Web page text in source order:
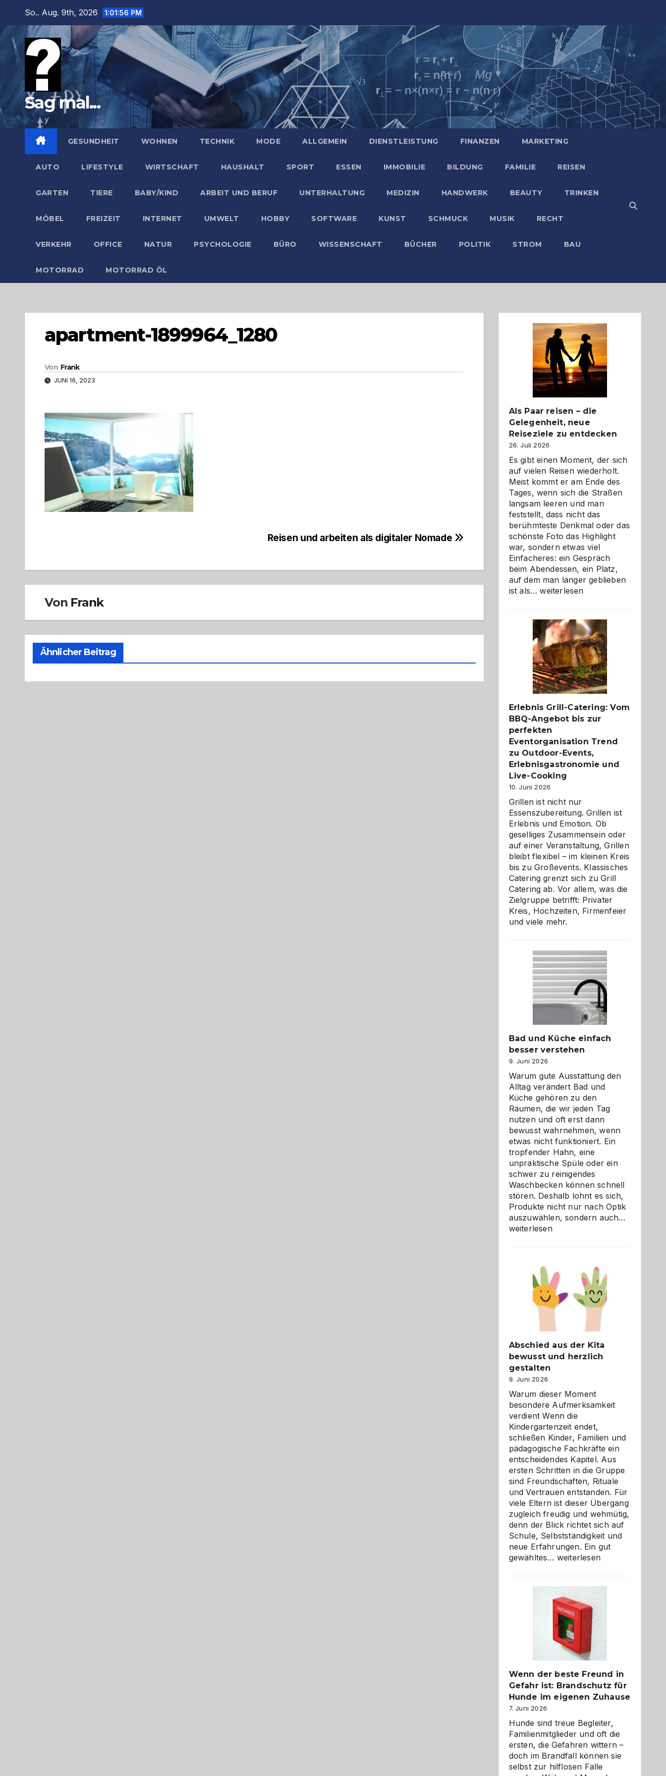
springen
So.. Aug. 9th, 2026 1:01:57 PM
Sag mal...
GESUNDHEIT WOHNEN TECHNIK MODE ALLGEMEIN DIENSTLEISTUNG FINANZEN MARKETING
AUTO LIFESTYLE WIRTSCHAFT HAUSHALT SPORT ESSEN IMMOBILIE BILDUNG FAMILIE REISEN
GARTEN TIERE BABY/KIND ARBEIT UND BERUF UNTERHALTUNG MEDIZIN HANDWERK BEAUTY TRINKEN
MÖBEL FREIZEIT INTERNET UMWELT HOBBY SOFTWARE KUNST SCHMUCK MUSIK RECHT
VERKEHR OFFICE NATUR PSYCHOLOGIE BÜRO WISSENSCHAFT BÜCHER POLITIK STROM BAU
MOTORRAD MOTORRAD ÖL
apartment-1899964_1280
Von Frank
JUNI 16, 2023
Reisen und arbeiten als digitaler Nomade
Von Frank
Ähnlicher Beitrag
Als Paar reisen – die
Gelegenheit, neue
Reiseziele zu entdecken
26. Juli 2026
Es gibt einen Moment, der sich
auf vielen Reisen wiederholt.
Meist kommt er am Ende des
Tages, wenn sich die Straßen
langsam leeren und man
feststellt, dass nicht das
berühmteste Denkmal oder das
schönste Foto das Highlight
war, sondern etwas viel
Einfacheres: ein Gespräch
beim Abendessen, ein Platz,
auf dem man länger geblieben
ist als…Als
die
Gelegenheit,
neue
Reiseziele
zu
entdecken
weiterlesen
Erlebnis Grill-Catering: Vom
BBQ-Angebot bis zur
perfekten
Eventorganisation Trend
zu Outdoor-Events,
Erlebnisgastronomie und
Live-Cooking
10. Juni 2026
Grillen ist nicht nur
Essenszubereitung. Grillen ist
Erlebnis und Emotion. Ob
geselliges Zusammensein oder
auf einer Veranstaltung, Grillen
bleibt flexibel – im kleinen Kreis
bis zu Großevents. Klassisches
Catering grenzt sich zu Grill
Catering ab. Vor allem, was die
Zielgruppe betrifft: Privater
Kreis, Hochzeiten, Firmenfeier
und viele mehr.
Bad und Küche einfach
besser verstehen
9. Juni 2026
Warum gute Ausstattung den
Alltag verändert Bad und
Küche gehören zu den
Räumen, die wir jeden Tag
nutzen und oft erst dann
bewusst wahrnehmen, wenn
etwas nicht funktioniert. Ein
tropfender Hahn, eine
unpraktische Spüle oder ein
schwer zu reinigendes
Waschbecken können schnell
stören. Deshalb lohnt es sich,
Produkte nicht nur nach Optik
auszuwählen, sondern auch…
weiterlesen
Abschied aus der Kita
bewusst und herzlich
gestalten
9. Juni 2026
Warum dieser Moment
besondere Aufmerksamkeit
verdient Wenn die
Kindergartenzeit endet,
schließen Kinder, Familien und
pädagogische Fachkräfte ein
entscheidendes Kapitel. Aus
ersten Schritten in die Gruppe
sind Freundschaften, Rituale
und Vertrauen entstanden. Für
viele Eltern ist dieser Übergang
zugleich freudig und wehmütig,
denn der Blick richtet sich auf
Schule, Selbstständigkeit und
neue Erfahrungen. Ein gut
gewähltes… Abschied
Kita
bewusst
und
herzlich
gestalten
weiterlesen
Wenn der beste Freund in
Gefahr ist: Brandschutz für
Hunde im eigenen Zuhause
7. Juni 2026
Hunde sind treue Begleiter,
Familienmitglieder und oft die
ersten, die Gefahren wittern –
doch im Brandfall können sie
selbst zur hilflosen Falle